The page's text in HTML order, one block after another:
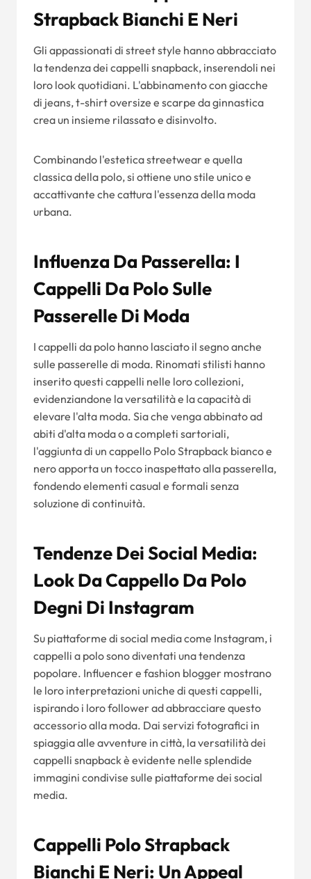
Strapback Bianchi E Neri
Gli appassionati di street style hanno abbracciato
la tendenza dei cappelli snapback, inserendoli nei
loro look quotidiani. L'abbinamento con giacche
di jeans, t-shirt oversize e scarpe da ginnastica
crea un insieme rilassato e disinvolto.
Combinando l'estetica streetwear e quella
classica della polo, si ottiene uno stile unico e
accattivante che cattura l'essenza della moda
urbana.
Influenza Da Passerella: I
Cappelli Da Polo Sulle
Passerelle Di Moda
I cappelli da polo hanno lasciato il segno anche
sulle passerelle di moda. Rinomati stilisti hanno
inserito questi cappelli nelle loro collezioni,
evidenziandone la versatilità e la capacità di
elevare l'alta moda. Sia che venga abbinato ad
abiti d'alta moda o a completi sartoriali,
l'aggiunta di un cappello Polo Strapback bianco e
nero apporta un tocco inaspettato alla passerella,
fondendo elementi casual e formali senza
soluzione di continuità.
Tendenze Dei Social Media:
Look Da Cappello Da Polo
Degni Di Instagram
Su piattaforme di social media come Instagram, i
cappelli a polo sono diventati una tendenza
popolare. Influencer e fashion blogger mostrano
le loro interpretazioni uniche di questi cappelli,
ispirando i loro follower ad abbracciare questo
accessorio alla moda. Dai servizi fotografici in
spiaggia alle avventure in città, la versatilità dei
cappelli snapback è evidente nelle splendide
immagini condivise sulle piattaforme dei social
media.
Cappelli Polo Strapback
Bianchi E Neri: Un Appeal